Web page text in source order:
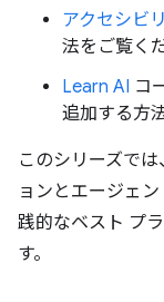
アクセシビ
法をご覧く
Learn AI コ
追加する方
このシリーズで
ョンとエージェ
践的なベスト プ
す。